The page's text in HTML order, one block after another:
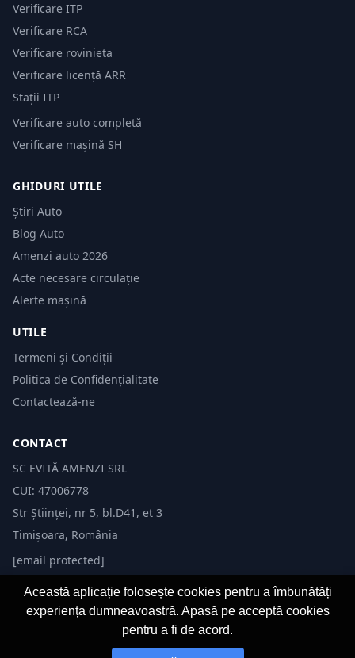
Verificare ITP
Verificare RCA
Verificare rovinieta
Verificare licență ARR
Stații ITP
Verificare auto completă
Verificare mașină SH
GHIDURI UTILE
Știri Auto
Blog Auto
Amenzi auto 2026
Acte necesare circulație
Alerte mașină
UTILE
Termeni și Condiții
Politica de Confidențialitate
Contactează-ne
CONTACT
SC EVITĂ AMENZI SRL
CUI: 47006778
Str Științei, nr 5, bl.D41, et 3
Timișoara, România
[email protected]
© 2026 Evită Amenzi. Toate drepturile rezervate. Dezvoltat de
Această aplicație folosește cookies pentru a îmbunătăți
experiența dumneavoastră. Apasă pe acceptă cookies
pentru a fi de acord.